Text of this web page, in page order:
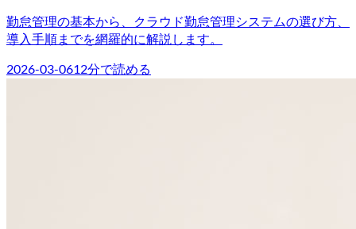
勤怠管理の基本から、クラウド勤怠管理システムの選び方、
導入手順までを網羅的に解説します。
2026-03-0612分で読める